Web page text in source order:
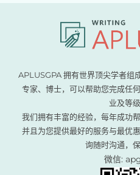
APLUSGPA 拥有世界顶尖学者组
专家、博士，可以帮助您完成任
业及等级
我们拥有丰富的经验，每年成功
并且为您提供最好的服务与最优
询随时沟通，
微信: